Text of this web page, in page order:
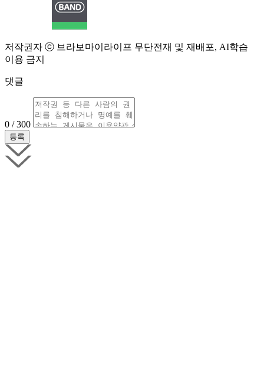
저작권자 ⓒ 브라보마이라이프 무단전재 및 재배포, AI학습
이용 금지
댓글
0 / 300